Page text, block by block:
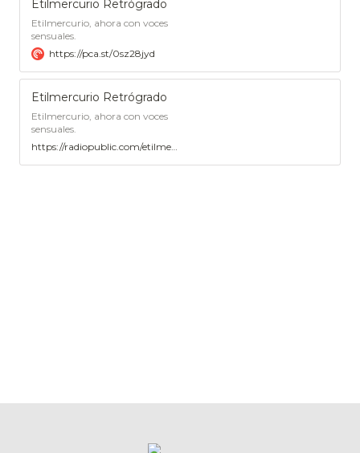
Etilmercurio Retrógrado
Etilmercurio, ahora con voces
sensuales.
https://pca.st/0sz28jyd
Etilmercurio Retrógrado
Etilmercurio, ahora con voces
sensuales.
https://radiopublic.com/etilmercurio-retrgrado-6nld0y